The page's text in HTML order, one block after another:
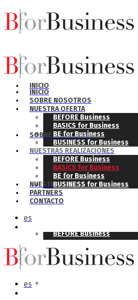
INICIO
SOBRE NOSOTROS
NUESTRA OFERTA
BEFORE Business
INICIO
SOBRE NOSOTROS
NUESTRA OFERTA
BEFORE Business
BASICS for Business
BE for Business
BUSINESS for Business
NUESTRAS REALIZACIONES
BEFORE Business
BASICS for Business
BE for Business
BUSINESS for Business
PARTNERS
CONTACTO
es
es